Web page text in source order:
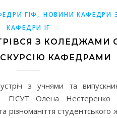
ГІФ ,НОВИНИ КАФЕДРИ
КАФЕДРИ ІГ
З КОЛЕДЖАМИ
КАФЕДРАМИ
з учнями та
ГІСУТ Олена Нестеренко
різноманіття